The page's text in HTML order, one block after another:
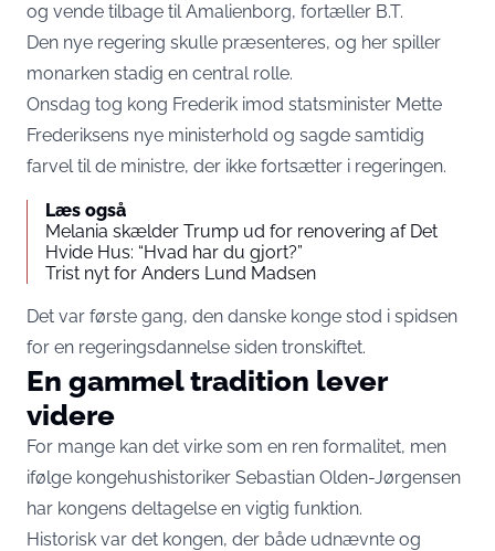
og vende tilbage til Amalienborg, fortæller B.T.
Den nye regering skulle præsenteres, og her spiller
monarken stadig en central rolle.
Onsdag tog kong Frederik imod statsminister Mette
Frederiksens nye ministerhold og sagde samtidig
farvel til de ministre, der ikke fortsætter i regeringen.
Læs også
Melania skælder Trump ud for renovering af Det
Hvide Hus: “Hvad har du gjort?”
Trist nyt for Anders Lund Madsen
Det var første gang, den danske konge stod i spidsen
for en regeringsdannelse siden tronskiftet.
En gammel tradition lever
videre
For mange kan det virke som en ren formalitet, men
ifølge kongehushistoriker Sebastian Olden-Jørgensen
har kongens deltagelse en vigtig funktion.
Historisk var det kongen, der både udnævnte og